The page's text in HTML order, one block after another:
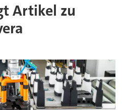
Artikel zu